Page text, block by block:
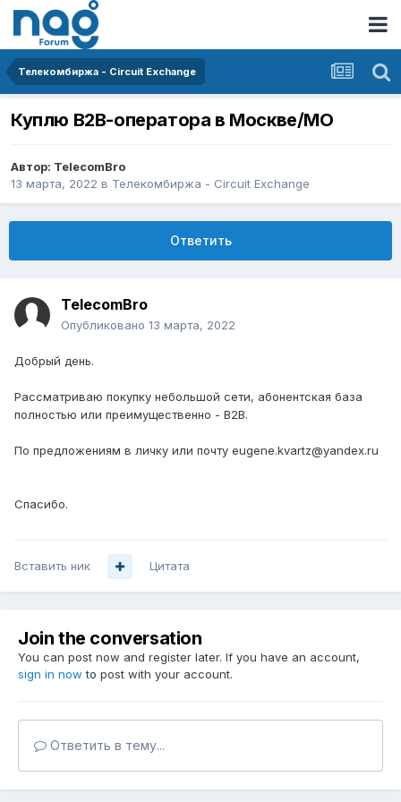
Телекомбиржа - Circuit Exchange
Куплю B2B-оператора в Москве/МО
Автор: TelecomBro
13 марта, 2022 в Телекомбиржа - Circuit Exchange
Ответить
TelecomBro
Опубликовано 13 марта, 2022
Добрый день.
Рассматриваю покупку небольшой сети, абонентская база
полностью или преимущественно - B2B.
По предложениям в личку или почту eugene.kvartz@yandex.ru
Спасибо.
Вставить ник Цитата
Join the conversation
You can post now and register later. If you have an account,
sign in now to post with your account.
Ответить в тему...